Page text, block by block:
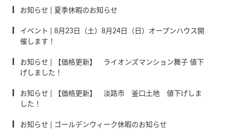
お知らせ | 夏季休暇のお知らせ
イベント | 8月23日（土）8月24日（日）オープンハウス開
催します！
お知らせ | 【価格更新】 ライオンズマンション舞子 値下
げしました！
お知らせ | 【価格更新】 淡路市 釜口土地 値下げしま
した！
お知らせ | ゴールデンウィーク休暇のお知らせ